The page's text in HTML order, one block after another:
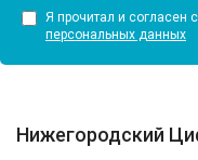
Я прочитал и согласен
персональных данных
Нижегородский